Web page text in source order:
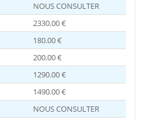
NOUS CONSULTER
2330.00 €
180.00 €
200.00 €
1290.00 €
1490.00 €
NOUS CONSULTER